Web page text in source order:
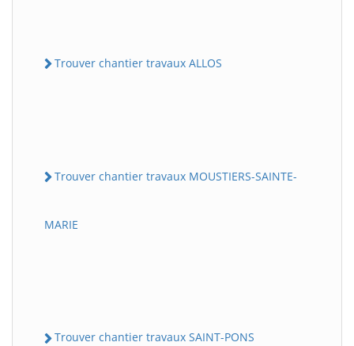
Trouver chantier travaux ALLOS
Trouver chantier travaux MOUSTIERS-SAINTE-
MARIE
Trouver chantier travaux SAINT-PONS